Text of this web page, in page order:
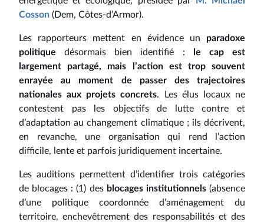
Cosson (Dem, Côtes-d’Armor).
Les rapporteurs mettent en évidence un paradoxe
politique désormais bien identifié :
le cap est
largement partagé, mais l’action est trop souvent
enrayée au moment de passer des trajectoires
nationales aux projets concrets. Les élus locaux ne
contestent pas les objectifs de lutte contre et
d’adaptation au changement climatique ; ils décrivent,
en revanche, une organisation qui rend l’action
difficile, lente et parfois juridiquement incertaine.
Les auditions permettent d’identifier trois catégories
de blocages : (1) des blocages institutionnels(absence
d’une politique coordonnée d’aménagement du
territoire, enchevêtrement des responsabilités et des